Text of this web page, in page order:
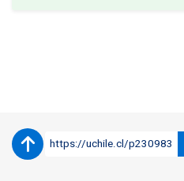
https://uchile.cl/p230983